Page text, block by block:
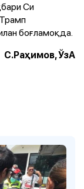
Си
боғламоқда.
С.Раҳимов, ЎзА